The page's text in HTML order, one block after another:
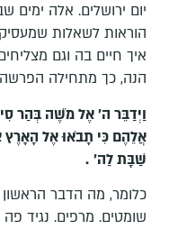
יום ירושלים. אלה
הוראות לשאלות
איך חיים בה וגם
הנה, כך מתחילה
וַיְדַבֵּר ה' אֶל מֹשֶׁה בְּהַר
אֲלֵהֶם כִּי תָבֹאוּ אֶל
שַׁבָּת לַה' .
כלומר, מה הדבר
שומטים. מרפים. נגיד